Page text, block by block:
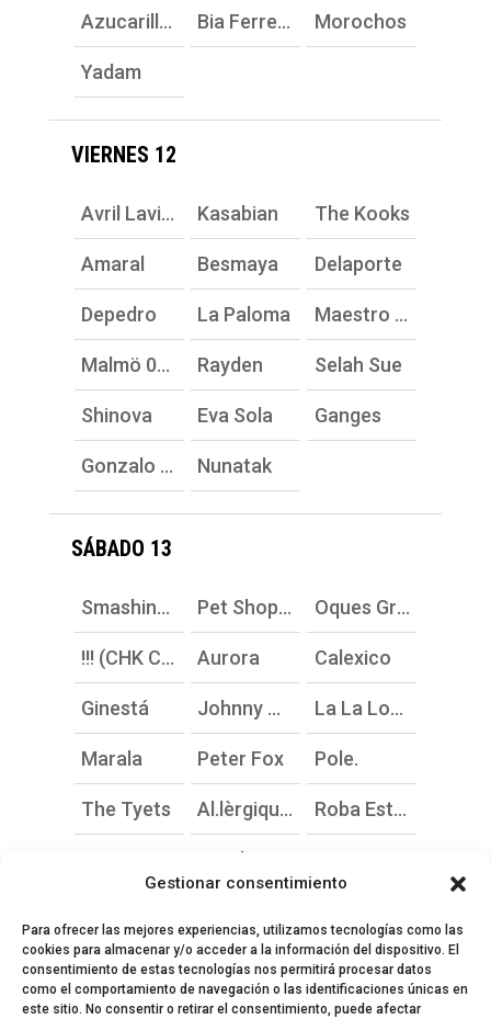
Gestionar consentimiento
Para ofrecer las mejores experiencias, utilizamos tecnologías como las
cookies para almacenar y/o acceder a la información del dispositivo. El
consentimiento de estas tecnologías nos permitirá procesar datos
como el comportamiento de navegación o las identificaciones únicas en
este sitio. No consentir o retirar el consentimiento, puede afectar
Azucarillo Kings Bia Ferreira Morochos
Yadam
VIERNES 12
Avril Lavigne Kasabian The Kooks
Amaral Besmaya Delaporte
Depedro La Paloma Maestro Espada
Malmö 040 Rayden Selah Sue
Shinova Eva Sola Ganges
Gonzalo Hermida Nunatak
SÁBADO 13
Smashing Pumpkins Pet Shop Boys Oques Grasses
!!! (CHK CHK CHK) Aurora Calexico
Ginestá Johnny Marr La La Love You
Marala Peter Fox Pole.
The Tyets Al.lèrgiques al Pol.len Roba Estesa
Zetak